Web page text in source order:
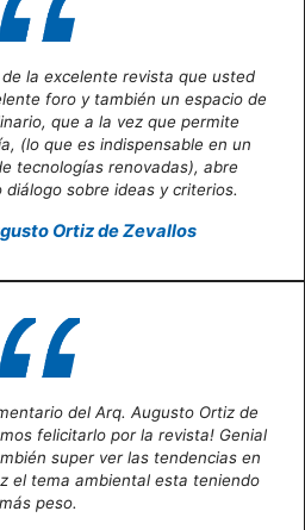
la excelente revista que usted
foro y también un espacio de
que a la vez que permite
(lo que es indispensable en un
tecnologías renovadas), abre
sobre ideas y criterios.
Ortiz de Zevallos
del Arq. Augusto Ortiz de
felicitarlo por la revista! Genial
super ver las tendencias en
el tema ambiental esta teniendo
más peso.